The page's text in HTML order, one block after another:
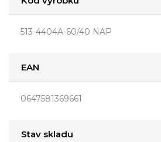
513-4404A-60/40 NAP
EAN
0647581369661
Stav skladu